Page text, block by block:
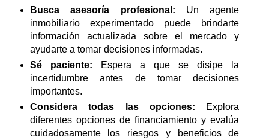
Busca asesoría profesional: Un agente
inmobiliario experimentado puede brindarte
información actualizada sobre el mercado y
ayudarte a tomar decisiones informadas.
Sé paciente: Espera a que se disipe la
incertidumbre antes de tomar decisiones
importantes.
Considera todas las opciones: Explora
diferentes opciones de financiamiento y evalúa
cuidadosamente los riesgos y beneficios de